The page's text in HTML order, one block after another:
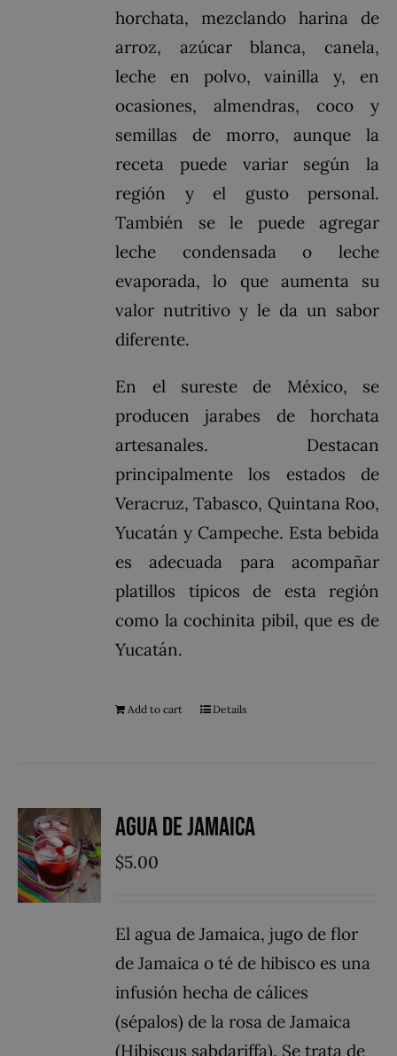
horchata, mezclando harina de
arroz, azúcar blanca, canela,
leche en polvo, vainilla y, en
ocasiones, almendras, coco y
semillas de morro, aunque la
receta puede variar según la
región y el gusto personal.
También se le puede agregar
leche condensada o leche
evaporada, lo que aumenta su
valor nutritivo y le da un sabor
diferente.
En el sureste de México, se
producen jarabes de horchata
artesanales. Destacan
principalmente los estados de
Veracruz, Tabasco, Quintana Roo,
Yucatán y Campeche. Esta bebida
es adecuada para acompañar
platillos típicos de esta región
como la cochinita pibil, que es de
Yucatán.
Add to cart Details
Agua de Jamaica
$5.00
El agua de Jamaica, jugo de flor
de Jamaica o té de hibisco es una
infusión hecha de cálices
(sépalos) de la rosa de Jamaica
(Hibiscus sabdariffa). Se trata de